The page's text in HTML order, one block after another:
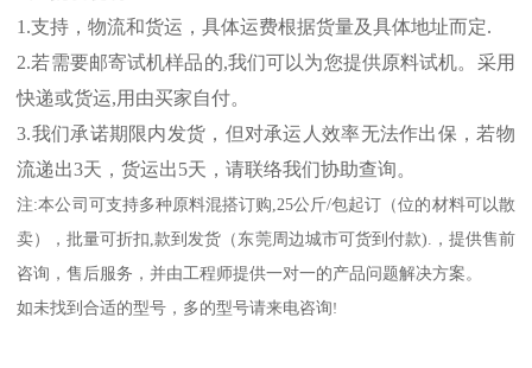
1.支持，物流和货运，具体运费根据货量及具体地址而定.
2.若需要邮寄试机样品的,我们可以为您提供原料试机。采用
快递或货运,用由买家自付。
3.我们承诺期限内发货，但对承运人效率无法作出保，若物
流递出3天，货运出5天，请联络我们协助查询。
注:本公司可支持多种原料混搭订购 ,25公斤/包起订（位的材料可以散
卖），批量可折扣 ,款到发货（东莞周边城市可货到付款).
，提供售前
咨询，售后服务，并由工程师提供一对一的产品问题解决方案。
如未找到合适的型号，多的型号请来电咨询!